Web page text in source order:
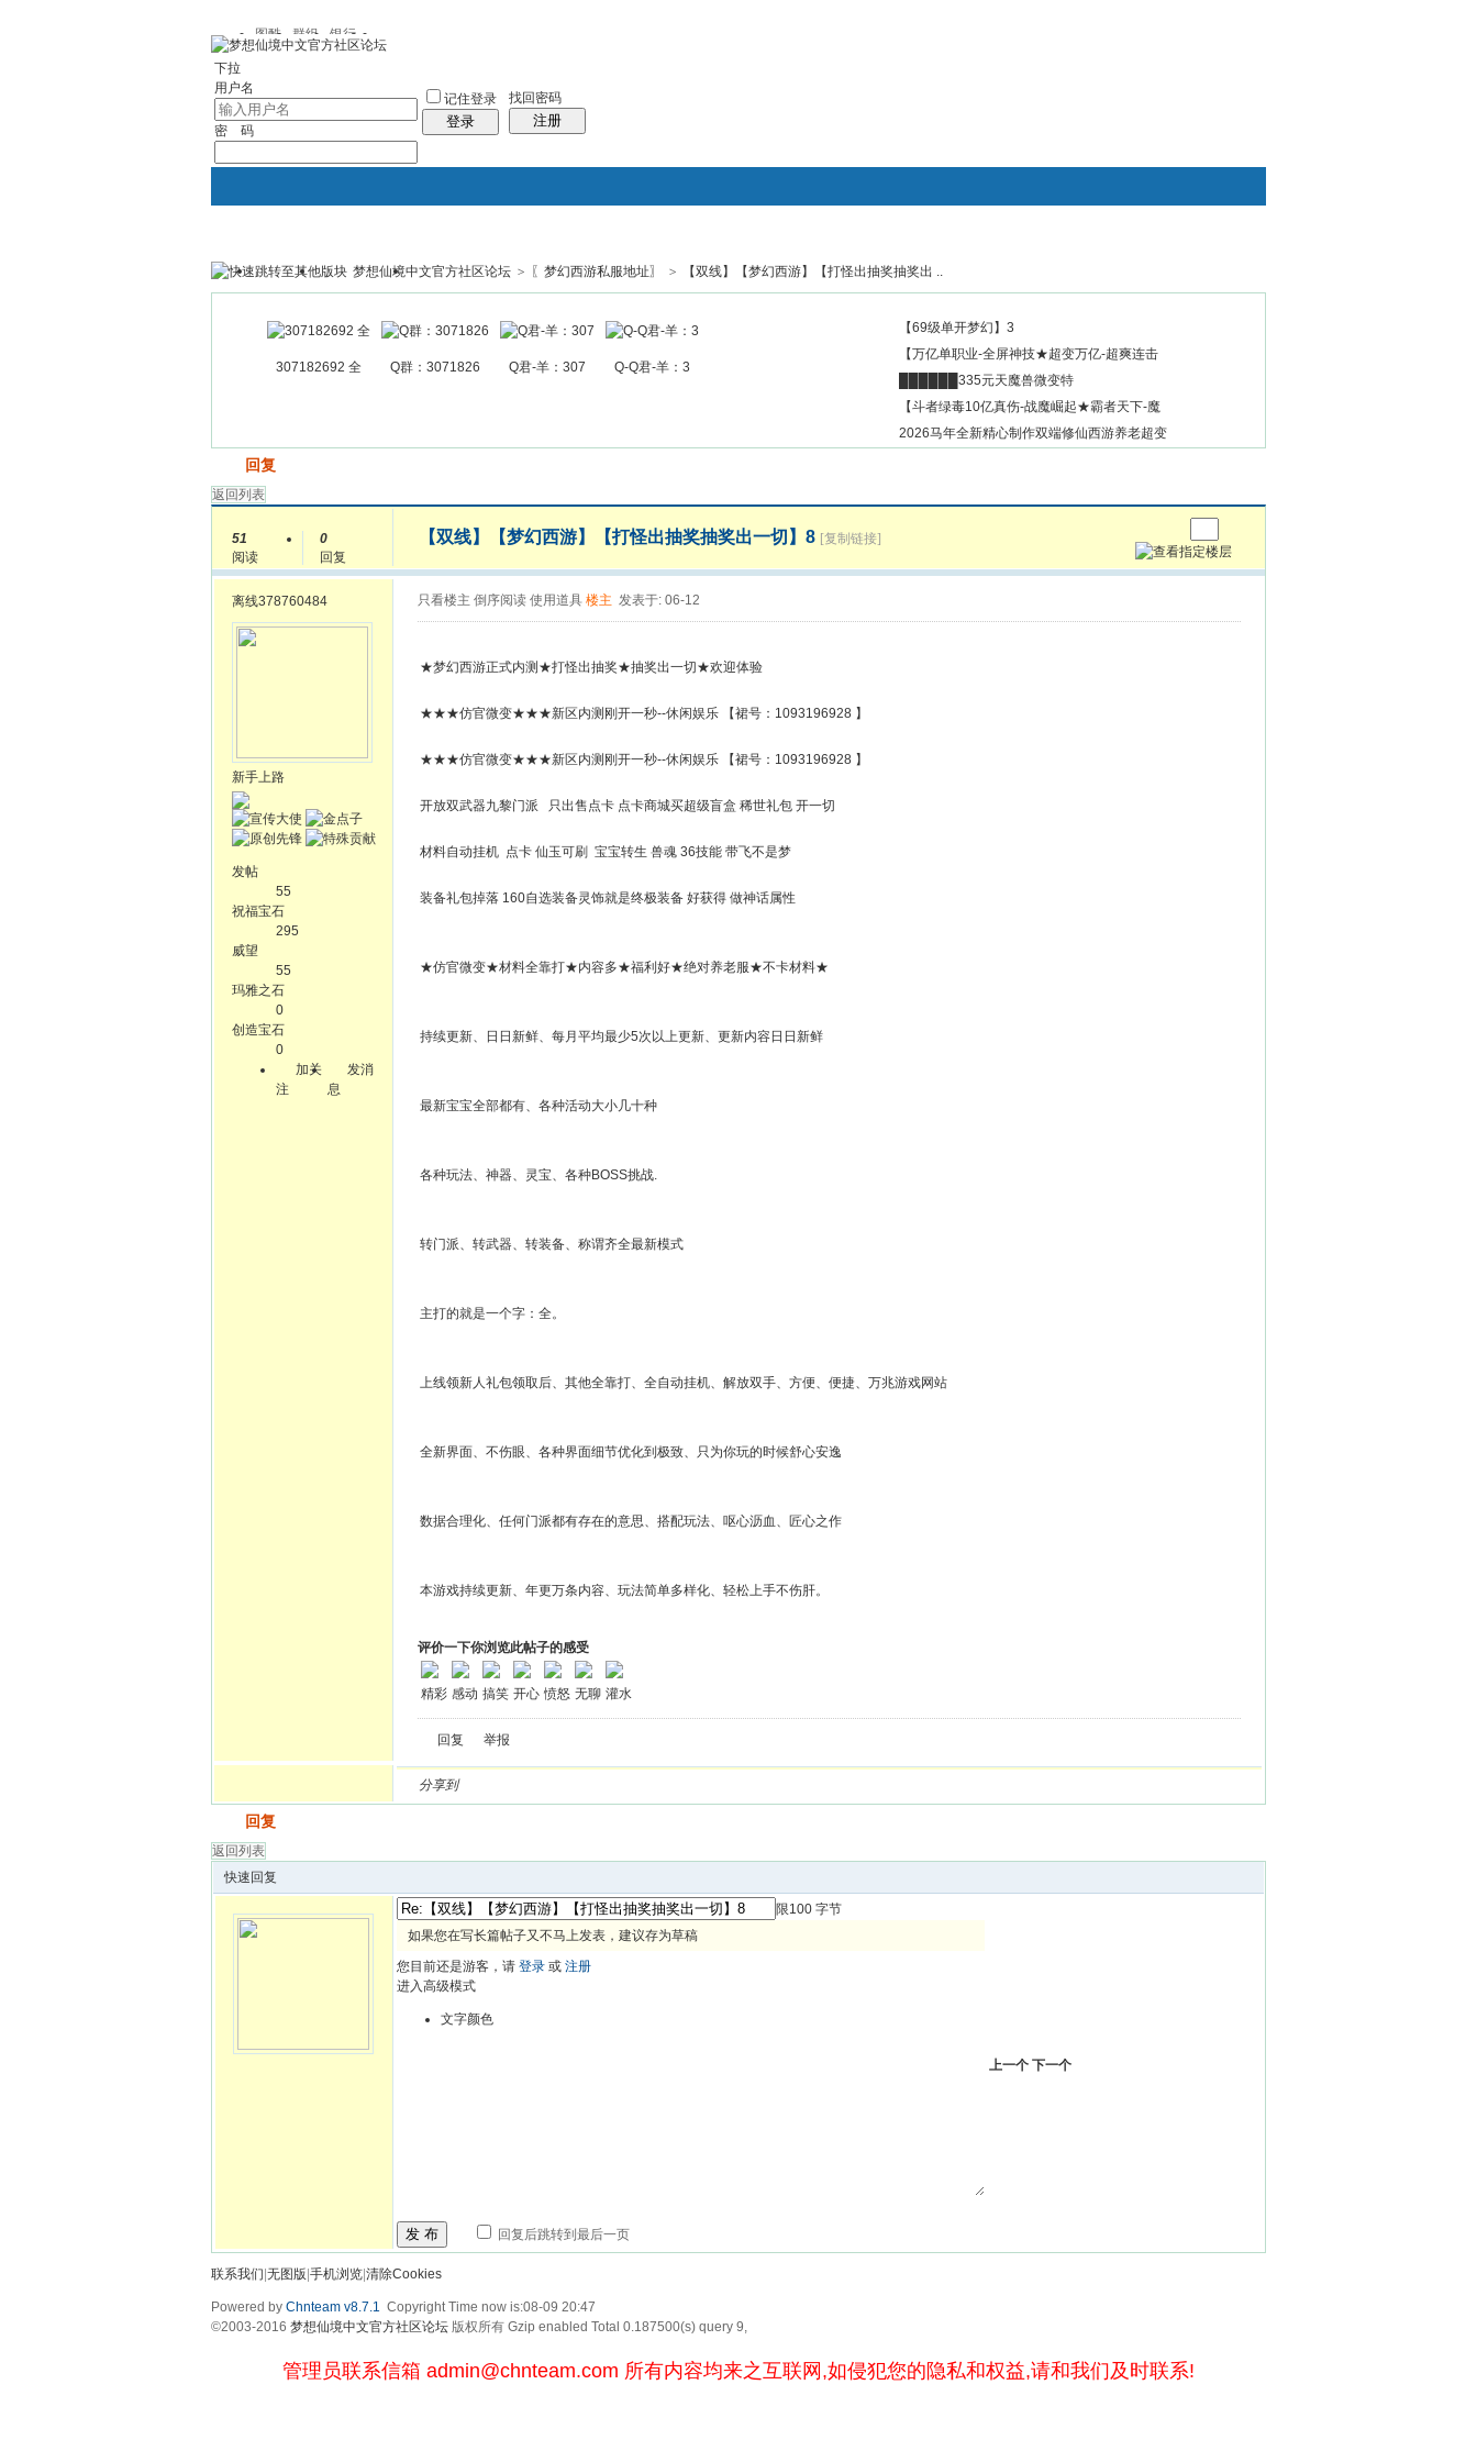
图酷 群组 银行
下拉
用户名
密 码
记住登录
登录
找回密码
注册
银行 群组聚合 我的空间
帖子
搜索
梦想仙境中文官方社区论坛 > 〖梦幻西游私服地址〗 > 【双线】【梦幻西游】【打怪出抽奖抽奖出 ..
307182692 全 Q群：3071826 Q君-羊：307 Q-Q君-羊：3
【69级单开梦幻】3
【万亿单职业-全屏神技★超变万亿-超爽连击
██████335元天魔兽微变特
【斗者绿毒10亿真伤-战魔崛起★霸者天下-魔
2026马年全新精心制作双端修仙西游养老超变
回复
返回列表
51
阅读
0
回复
【双线】【梦幻西游】【打怪出抽奖抽奖出一切】8 [复制链接]
离线378760484
新手上路
发帖
55
祝福宝石
295
威望
55
玛雅之石
0
创造宝石
0
加关
注
发消
息
只看楼主 倒序阅读 使用道具 楼主 发表于: 06-12
★梦幻西游正式内测★打怪出抽奖★抽奖出一切★欢迎体验
★★★仿官微变★★★新区内测刚开一秒--休闲娱乐 【裙号：1093196928 】
★★★仿官微变★★★新区内测刚开一秒--休闲娱乐 【裙号：1093196928 】
开放双武器九黎门派 只出售点卡 点卡商城买超级盲盒 稀世礼包 开一切
材料自动挂机 点卡 仙玉可刷 宝宝转生 兽魂 36技能 带飞不是梦
装备礼包掉落 160自选装备灵饰就是终极装备 好获得 做神话属性
★仿官微变★材料全靠打★内容多★福利好★绝对养老服★不卡材料★
持续更新、日日新鲜、每月平均最少5次以上更新、更新内容日日新鲜
最新宝宝全部都有、各种活动大小几十种
各种玩法、神器、灵宝、各种BOSS挑战.
转门派、转武器、转装备、称谓齐全最新模式
主打的就是一个字：全。
上线领新人礼包领取后、其他全靠打、全自动挂机、解放双手、方便、便捷、万兆游戏网站
全新界面、不伤眼、各种界面细节优化到极致、只为你玩的时候舒心安逸
数据合理化、任何门派都有存在的意思、搭配玩法、呕心沥血、匠心之作
本游戏持续更新、年更万条内容、玩法简单多样化、轻松上手不伤肝。
评价一下你浏览此帖子的感受
精彩 感动 搞笑 开心 愤怒 无聊 灌水
回复 举报
分享到
回复
返回列表
快速回复
限100 字节
如果您在写长篇帖子又不马上发表，建议存为草稿
您目前还是游客，请 登录 或 注册
进入高级模式
文字颜色
发 布 回复后跳转到最后一页
上一个 下一个
联系我们 无图版 手机浏览 清除Cookies
Powered by Chnteam v8.7.1 Copyright Time now is:08-09 20:47
©2003-2016 梦想仙境中文官方社区论坛 版权所有 Gzip enabled Total 0.187500(s) query 9,
管理员联系信箱 admin@chnteam.com 所有内容均来之互联网,如侵犯您的隐私和权益,请和我们及时联系!